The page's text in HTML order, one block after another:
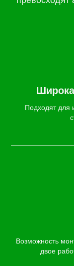
Подходят для
Возможность
двое